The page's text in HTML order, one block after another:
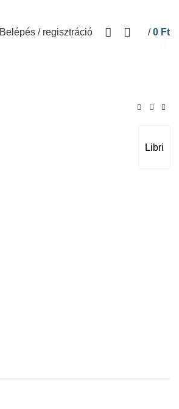
Belépés / regisztráció / 0 Ft
Libri